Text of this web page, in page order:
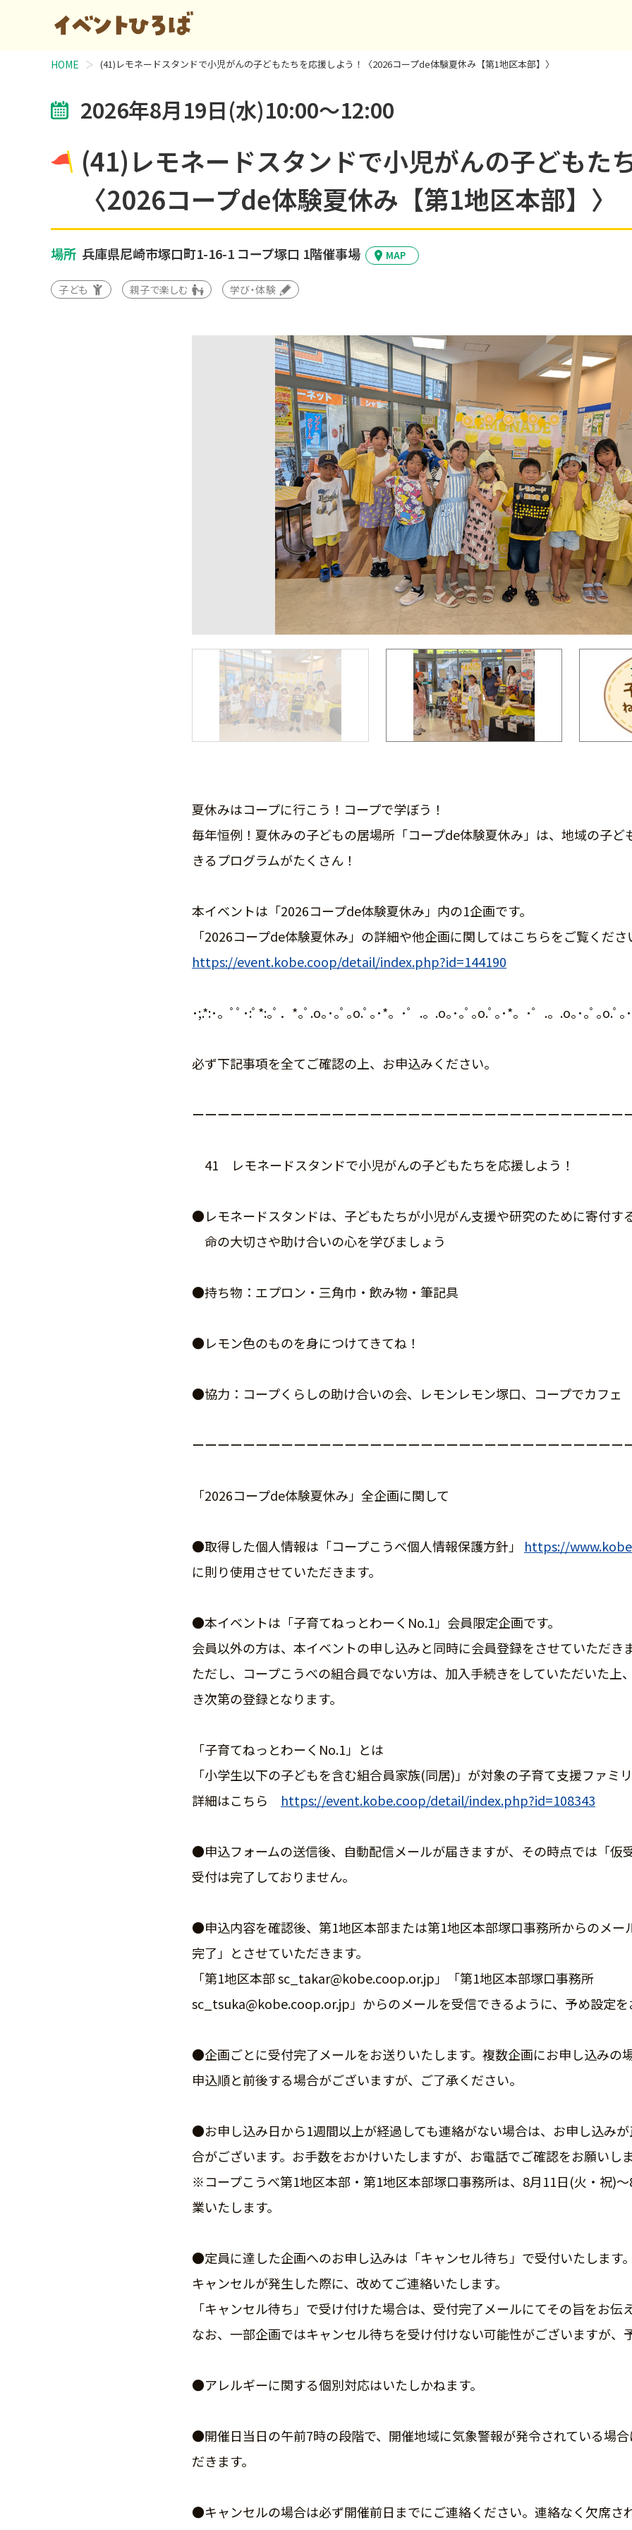
HOME (41)レモネードスタンドで小児がんの子どもたちを応援しよう！〈2026コープde体験夏休み【第1地区本部】〉
2026年8月19日(水)10:00～12:00
(41)レモネードスタンドで小児がんの子どもた
〈2026コープde体験夏休み【第1地区本部】〉
場所 兵庫県尼崎市塚口町1-16-1 コープ塚口 1階催事場 MAP
子ども 親子で楽しむ 学び・体験
夏休みはコープに行こう！コープで学ぼう！
毎年恒例！夏休みの子どもの居場所「コープde体験夏休み」は、地域の子ど
きるプログラムがたくさん！
本イベントは「2026コープde体験夏休み」内の1企画です。
「2026コープde体験夏休み」の詳細や他企画に関してはこちらをご覧くださ
https://event.kobe.coop/detail/index.php?id=144190
･;.*:･。ﾟﾟ･:ﾟ*:｡ﾟ．*｡ﾟ.o｡･｡ﾟ｡o.ﾟ｡･*。･゜.。.o｡･｡ﾟ｡o.ﾟ｡･*。･゜.。.o｡･｡ﾟ｡o.ﾟ｡･
必ず下記事項を全てご確認の上、お申込みください。
ーーーーーーーーーーーーーーーーーーーーーーーーーーーーーーーーーー
41 レモネードスタンドで小児がんの子どもたちを応援しよう！
●レモネードスタンドは、子どもたちが小児がん支援や研究のために寄付す
命の大切さや助け合いの心を学びましょう
●持ち物：エプロン・三角巾・飲み物・筆記具
●レモン色のものを身につけてきてね！
●協力：コープくらしの助け合いの会、レモンレモン塚口、コープでカフェ
ーーーーーーーーーーーーーーーーーーーーーーーーーーーーーーーーーー
「2026コープde体験夏休み」全企画に関して
●取得した個人情報は「コープこうべ個人情報保護方針」 https://
に則り使用させていただきます。
●本イベントは「子育てねっとわーくNo.1」会員限定企画です。
会員以外の方は、本イベントの申し込みと同時に会員登録をさせていただき
ただし、コープこうべの組合員でない方は、加入手続きをしていただいた上
き次第の登録となります。
「子育てねっとわーくNo.1」とは
「小学生以下の子どもを含む組合員家族(同居)」が対象の子育て支援ファミ
詳細はこちら https://event.kobe.coop/detail/index.php?id=108343
●申込フォームの送信後、自動配信メールが届きますが、その時点では「仮受
受付は完了しておりません。
●申込内容を確認後、第1地区本部または第1地区本部塚口事務所からのメー
完了」とさせていただきます。
「第1地区本部 sc_takar@kobe.coop.or.jp」「第1地区本部塚口事務所
sc_tsuka@kobe.coop.or.jp」からのメールを受信できるように、予め設定を
●企画ごとに受付完了メールをお送りいたします。複数企画にお申し込みの
申込順と前後する場合がございますが、ご了承ください。
●お申し込み日から1週間以上が経過しても連絡がない場合は、お申し込み
合がございます。お手数をおかけいたしますが、お電話でご確認をお願いしま
※コープこうべ第1地区本部・第1地区本部塚口事務所は、8月11日(火・祝)
業いたします。
●定員に達した企画へのお申し込みは「キャンセル待ち」で受付いたします。
キャンセルが発生した際に、改めてご連絡いたします。
「キャンセル待ち」で受け付けた場合は、受付完了メールにてその旨をお伝
なお、一部企画ではキャンセル待ちを受け付けない可能性がございますが、
●アレルギーに関する個別対応はいたしかねます。
●開催日当日の午前7時の段階で、開催地域に気象警報が発令されている場
だきます。
●キャンセルの場合は必ず開催前日までにご連絡ください。連絡なく欠席さ